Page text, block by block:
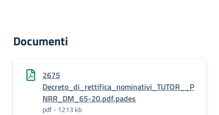
Documenti
2675
Decreto_di_rettifica_nominativi_TUTOR__P
NRR_DM_65-20.pdf.pades
pdf - 1213 kb